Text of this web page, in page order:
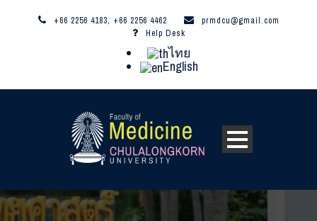
+66 2256 4183, +66 2256 4462
prmdcu@gmail.com
Help Desk
ไทย
English